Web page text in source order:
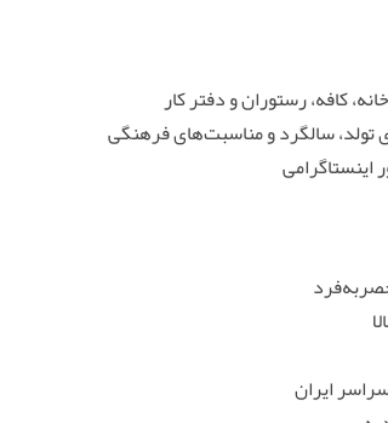
کافه، رستوران و دفتر کار
سالگرد و مناسبت‌های فرهنگی
ایران